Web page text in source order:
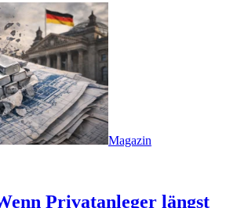
Magazin
Privatanleger längst